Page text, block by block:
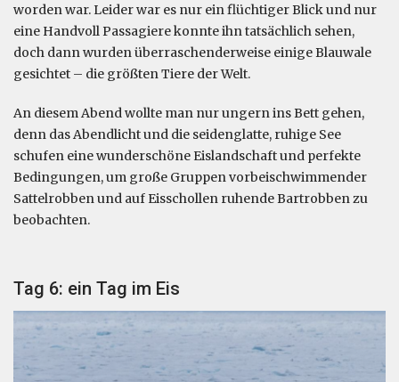
worden war. Leider war es nur ein flüchtiger Blick und nur
eine Handvoll Passagiere konnte ihn tatsächlich sehen,
doch dann wurden überraschenderweise einige Blauwale
gesichtet – die größten Tiere der Welt.
An diesem Abend wollte man nur ungern ins Bett gehen,
denn das Abendlicht und die seidenglatte, ruhige See
schufen eine wunderschöne Eislandschaft und perfekte
Bedingungen, um große Gruppen vorbeischwimmender
Sattelrobben und auf Eisschollen ruhende Bartrobben zu
beobachten.
Tag 6: ein Tag im Eis